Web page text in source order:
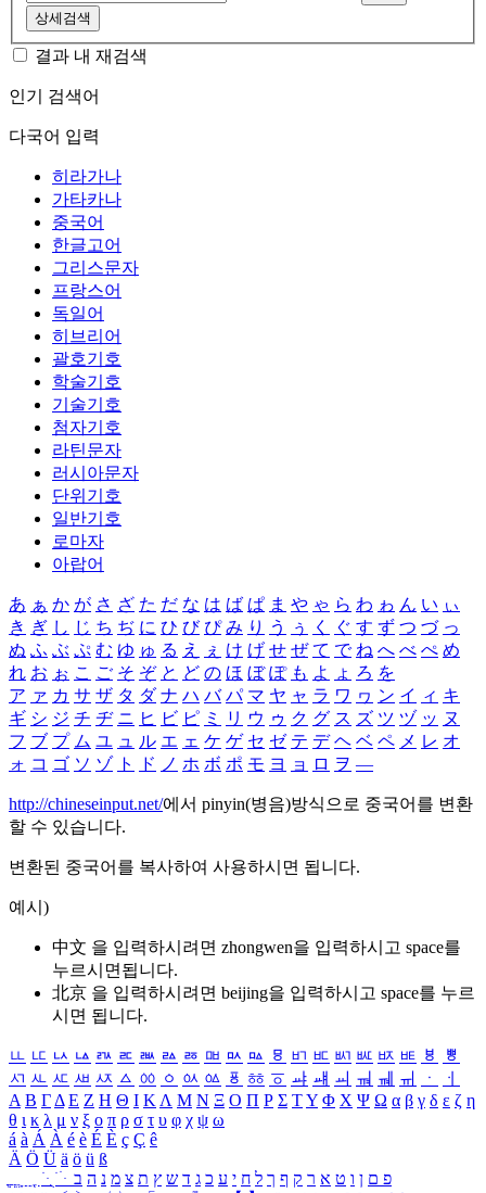
상세검색
결과 내 재검색
인기 검색어
다국어 입력
히라가나
가타카나
중국어
한글고어
그리스문자
프랑스어
독일어
히브리어
괄호기호
학술기호
기술기호
첨자기호
라틴문자
러시아문자
단위기호
일반기호
로마자
아랍어
あ ぁ か が さ ざ た だ な は ば ぱ ま や ゃ ら わ ゎ ん い ぃ
き ぎ し じ ち ぢ に ひ び ぴ み り う ぅ く ぐ す ず つ づ っ
ぬ ふ ぶ ぷ む ゆ ゅ る え ぇ け げ せ ぜ て で ね へ べ ぺ め
れ お ぉ こ ご そ ぞ と ど の ほ ぼ ぽ も よ ょ ろ を
ア ァ カ サ ザ タ ダ ナ ハ バ パ マ ヤ ャ ラ ワ ヮ ン イ ィ キ
ギ シ ジ チ ヂ ニ ヒ ビ ピ ミ リ ウ ゥ ク グ ス ズ ツ ヅ ッ ヌ
フ ブ プ ム ユ ュ ル エ ェ ケ ゲ セ ゼ テ デ ヘ ベ ペ メ レ オ
ォ コ ゴ ソ ゾ ト ド ノ ホ ボ ポ モ ヨ ョ ロ ヲ ―
http://chineseinput.net/에서 pinyin(병음)방식으로 중국어를 변환
할 수 있습니다.
변환된 중국어를 복사하여 사용하시면 됩니다.
예시)
中文 을 입력하시려면 zhongwen을 입력하시고 space를
누르시면됩니다.
北京 을 입력하시려면 beijing을 입력하시고 space를 누르
시면 됩니다.
ㅥ ㅦ ㅧ ㅨ ㅩ ㅪ ㅫ ㅬ ㅭ ㅮ ㅯ ㅰ ㅱ ㅲ ㅳ ㅴ ㅵ ㅶ ㅷ ㅸ
ㅹ
ㅺ ㅻ ㅼ ㅽ ㅾ ㅿ ㆀ ㆁ ㆂ ㆃ ㆄ ㆅ ㆆ ㆇ ㆈ ㆉ ㆊ ㆋ ㆌ ㆍ
ㆎ
Α Β ΓΔ Ε Ζ Η Θ Ι ΚΛ Μ Ν Ξ Ο Π Ρ Σ ΤΥ Φ Χ Ψ Ω α β γ δ ε ζ η
θ ι κ λ μ ν ξ ο π ρ σ τ υ φ χ ψ ω
á à Á À é è É È ç Ç ê
Ä Ö Ü ä ö ü ß
ִֶֹ ֻּ ׁׂ פ ם ן ו ט א ר ק ף ך ל ח י ע כ ג ד ש ץ ת צ מ נ ה ב